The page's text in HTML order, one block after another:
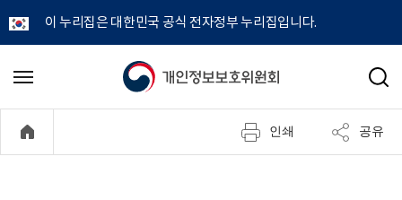
이 누리집은 대한민국 공식 전자정부 누리집입니다.
개
정
메
기
검
인쇄 공유